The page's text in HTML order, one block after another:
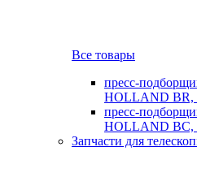
Все товары
пресс-
HOLLAND BR,
пресс-
HOLLAND BC,
Запчасти для